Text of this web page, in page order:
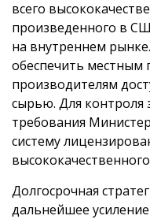
всего
произведенного в
на внутреннем
обеспечить местным
производителям
сырью. Для контроля
требования
систему
Долгосрочная
дальнейшее